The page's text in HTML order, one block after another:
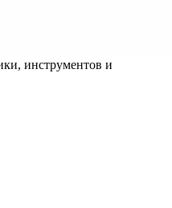
инструментов и